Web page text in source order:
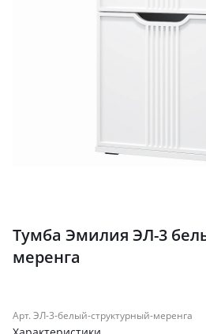
Тумба Эмилия ЭЛ-3
меренга
Арт. ЭЛ-3-белый-структурный-меренга